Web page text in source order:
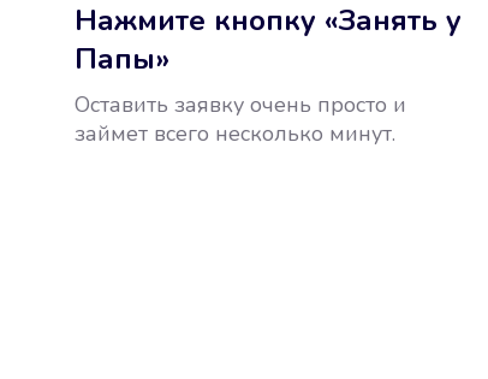
Нажмите кнопку «Занять у
Папы»
Оставить заявку очень просто и
займет всего несколько минут.